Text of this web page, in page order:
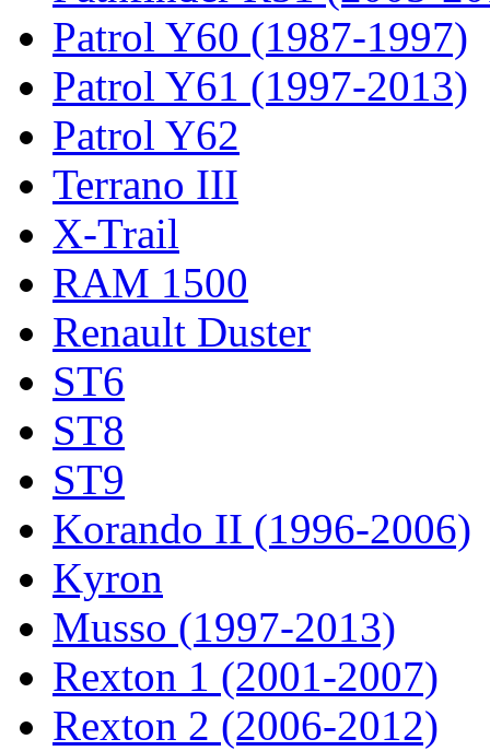
Patrol Y60 (1987-1997)
Patrol Y61 (1997-2013)
Patrol Y62
Terrano III
X-Trail
RAM 1500
Renault Duster
ST6
ST8
ST9
Korando II (1996-2006)
Kyron
Musso (1997-2013)
Rexton 1 (2001-2007)
Rexton 2 (2006-2012)